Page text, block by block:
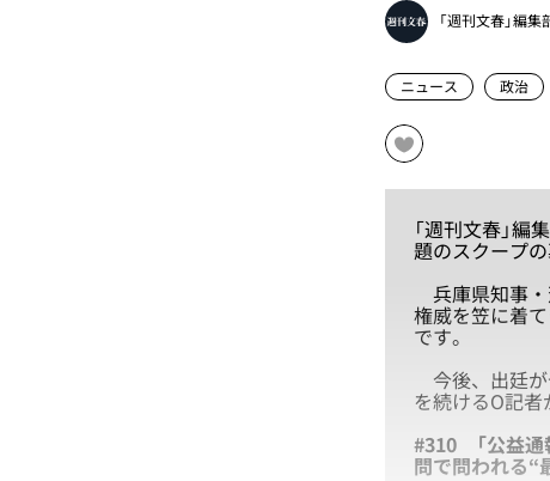
「週刊文春」編集
ニュース 政治
「週刊文春」
題のスクープ
兵庫県知事
権威を笠に着
です。
今後、出廷
を続けるO記者
#310 「公益通
問で問われる“